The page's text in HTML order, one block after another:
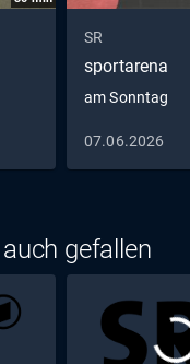
SR
sportarena
am Sonntag
07.06.2026
gefallen